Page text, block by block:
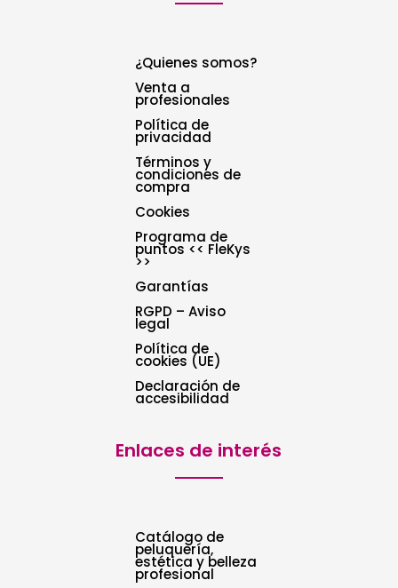
¿Quienes somos?
Venta a
profesionales
Política de
privacidad
Términos y
condiciones de
compra
Cookies
Programa de
puntos << FleKys
>>
Garantías
RGPD – Aviso
legal
Política de
cookies (UE)
Declaración de
accesibilidad
Enlaces de interés
Catálogo de
peluquería,
estética y belleza
profesional